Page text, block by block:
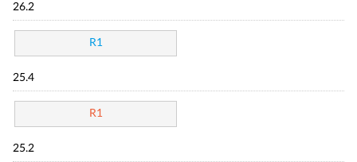
26.2
R1
25.4
R1
25.2